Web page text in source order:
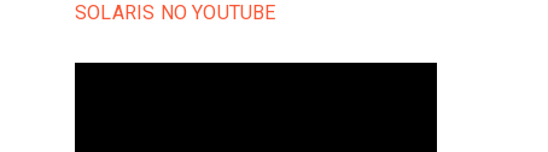
SOLARIS NO YOUTUBE